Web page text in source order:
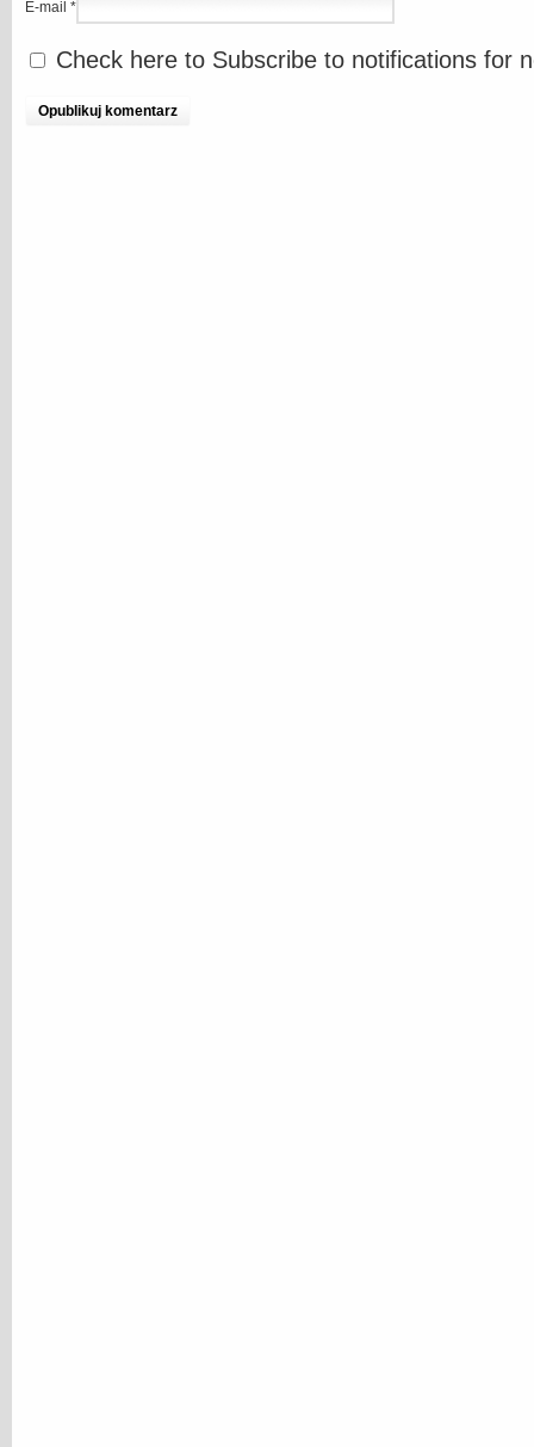
E-mail *
Check here to Subscribe to notifications for